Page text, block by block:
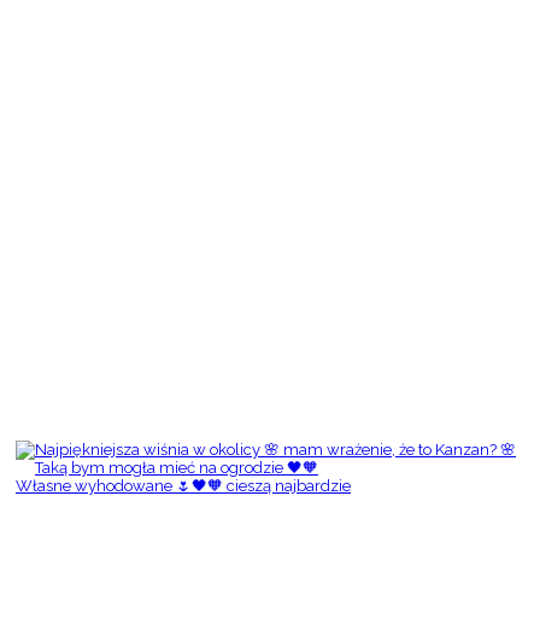
Własne wyhodowane 🌷🖤🧡 cieszą najbardzie